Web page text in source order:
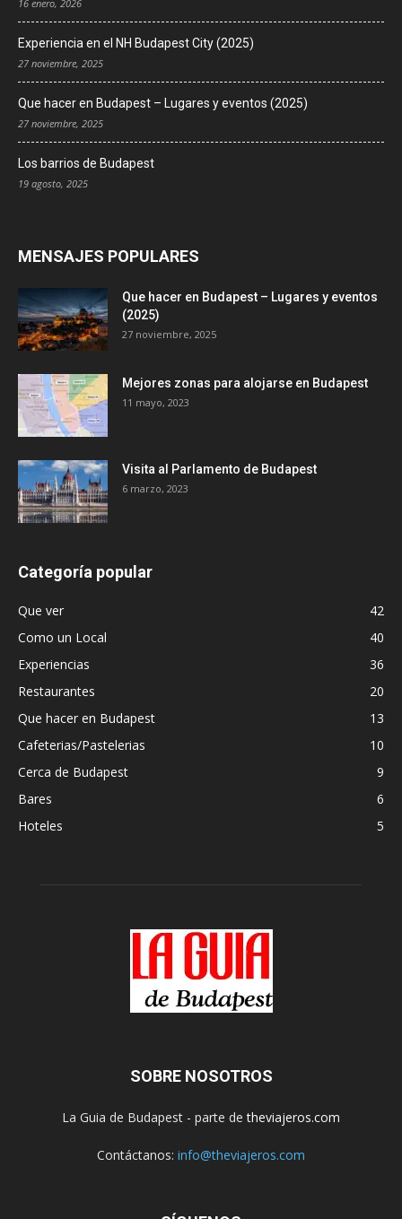
16 enero, 2026
Experiencia en el NH Budapest City (2025)
27 noviembre, 2025
Que hacer en Budapest – Lugares y eventos (2025)
27 noviembre, 2025
Los barrios de Budapest
19 agosto, 2025
MENSAJES POPULARES
Que hacer en Budapest – Lugares y eventos
(2025)
27 noviembre, 2025
Mejores zonas para alojarse en Budapest
11 mayo, 2023
Visita al Parlamento de Budapest
6 marzo, 2023
Categoría popular
Que ver
42
Como un Local
40
Experiencias
36
Restaurantes
20
Que hacer en Budapest
13
Cafeterias/Pastelerias
10
Cerca de Budapest
9
Bares
6
Hoteles
5
SOBRE NOSOTROS
La Guia de Budapest - parte detheviajeros.com
Contáctanos: info@theviajeros.com